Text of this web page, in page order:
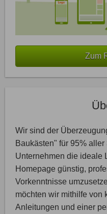
Zum
Wir sind der
Baukästen" für 95%
Unternehmen die ideale
Homepage günstig,
Vorkenntnisse
möchten wir mithilfe von
Anleitungen und einer